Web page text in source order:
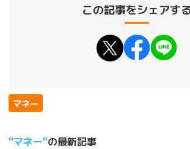
この記事をシェアす
マネー
マネー の最新記事